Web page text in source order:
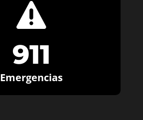

911
Emergencias